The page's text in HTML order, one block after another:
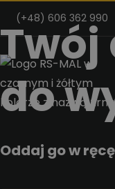
Przejdz do tresci
(+48) 606 362 990
Twój
do
Oddaj go w